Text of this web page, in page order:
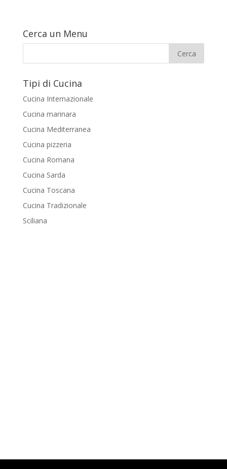
Cerca un Menu
Tipi di Cucina
Cucina Internazionale
Cucina marinara
Cucina Mediterranea
Cucina pizzeria
Cucina Romana
Cucina Sarda
Cucina Toscana
Cucina Tradizionale
Sciliana